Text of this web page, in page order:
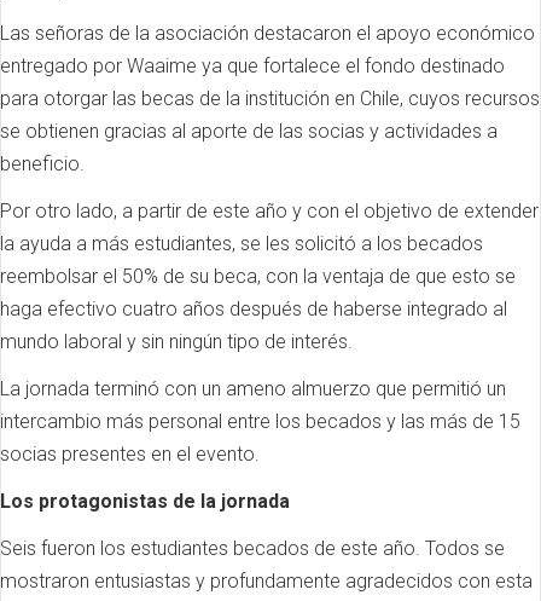
Las señoras de la asociación destacaron el apoyo económico
entregado por Waaime ya que fortalece el fondo destinado
para otorgar las becas de la institución en Chile, cuyos recursos
se obtienen gracias al aporte de las socias y actividades a
beneficio.
Por otro lado, a partir de este año y con el objetivo de extender
la ayuda a más estudiantes, se les solicitó a los becados
reembolsar el 50% de su beca, con la ventaja de que esto se
haga efectivo cuatro años después de haberse integrado al
mundo laboral y sin ningún tipo de interés.
La jornada terminó con un ameno almuerzo que permitió un
intercambio más personal entre los becados y las más de 15
socias presentes en el evento.
Los protagonistas de la jornada
Seis fueron los estudiantes becados de este año. Todos se
mostraron entusiastas y profundamente agradecidos con esta